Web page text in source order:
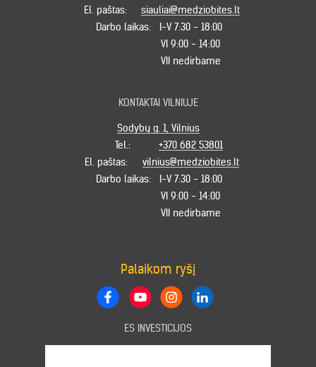
El. paštas:
siauliai@medziobites.lt
Darbo laikas:
I-V 7:30 - 18:00
VI 9:00 - 14:00
VII nedirbame
KONTAKTAI VILNIUJE
Sodybų g. 1, Vilnius
Tel.:
+370 682 53801
El. paštas:
vilnius@medziobites.lt
Darbo laikas:
I-V 7:30 - 18:00
VI 9:00 - 14:00
VII nedirbame
Palaikom ryšį
ES INVESTICIJOS